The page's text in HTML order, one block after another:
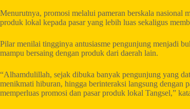
Menurutnya, promosi melalui pameran berskala
produk lokal kepada pasar yang lebih luas sekaligus
Pilar menilai tingginya antusiasme pengunjung menjadi
mampu bersaing dengan produk dari daerah lain.
“Alhamdulillah, sejak dibuka banyak pengunjung yang
menikmati hiburan, hingga berinteraksi langsung
memperluas promosi dan pasar produk lokal Tangsel,”